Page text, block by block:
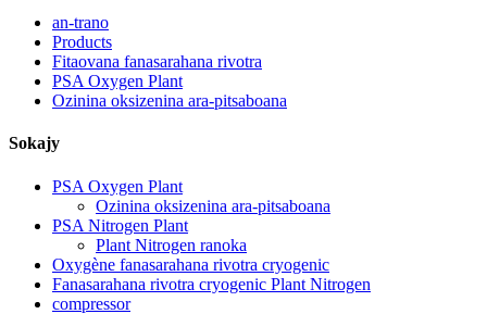
an-trano
Products
Fitaovana fanasarahana rivotra
PSA Oxygen Plant
Ozinina oksizenina ara-pitsaboana
Sokajy
PSA Oxygen Plant
Ozinina oksizenina ara-pitsaboana
PSA Nitrogen Plant
Plant Nitrogen ranoka
Oxygène fanasarahana rivotra cryogenic
Fanasarahana rivotra cryogenic Plant Nitrogen
compressor